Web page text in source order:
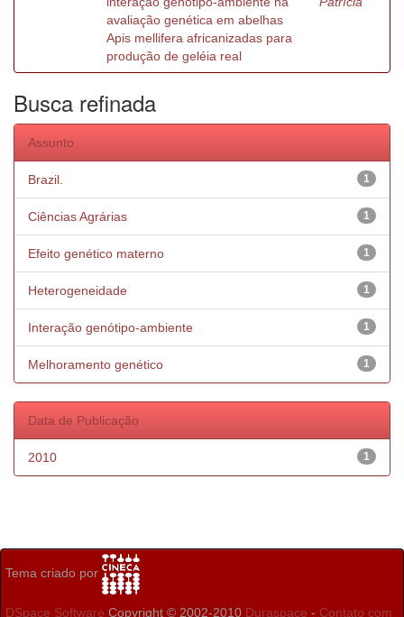
avaliação genética em abelhas
Apis mellifera africanizadas para
produção de geléia real
Busca refinada
Assunto
1
Brazil.
1
Ciências Agrárias
1
Efeito genético materno
1
Heterogeneidade
1
Interação genótipo-ambiente
1
Melhoramento genético
Data de Publicação
1
2010
Tema criado por
DSpace Software Copyright © 2002-2010 Duraspace - Contato com